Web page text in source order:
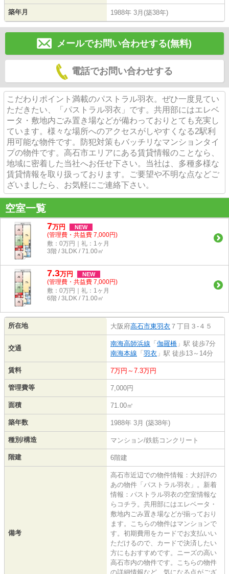
築年月 1988年 3月(築38年)
メールでお問い合わせする(無料)
電話でお問い合わせする
こだわりポイント満載のパストラル羽衣。ぜひ一度見てい
ただきたい、「パストラル羽衣」です。共用部にはエレベ
ータ・敷地内ごみ置き場などが備わっておりとても充実し
ています。様々な場所へのアクセスがしやすくなる2駅利
用可能な物件です。防犯対策もバッチリなマンションタイ
プの物件です。高石市エリアにある賃貸情報のことなら、
地域に密着した当社へお任せ下さい。当社は、多種多様な
賃貸情報を取り扱っております。ご要望や不明な点などご
ざいましたら、お気軽にご連絡下さい。
空室一覧
7万円 NEW
(管理費・共益費 7,000円)
敷：0万円｜礼：1ヶ月
3階 / 3LDK / 71.00㎡
7.3万円 NEW
(管理費・共益費 7,000円)
敷：0万円｜礼：1ヶ月
6階 / 3LDK / 71.00㎡
所在地 大阪府高石市東羽衣 ７丁目３-４５
交通
南海高師浜線 「 伽羅橋 」駅 徒歩7分
南海本線 「 羽衣 」駅 徒歩13～14分
賃料 7万円～7.3万円
管理費等 7,000円
面積 71.00㎡
築年数 1988年 3月 (築38年)
種別/構造 マンション/鉄筋コンクリート
階建 6階建
備考
高石市近辺での物件情報：大好評の
あの物件「パストラル羽衣」。新着
情報：パストラル羽衣の空室情報な
らコチラ。共用部にはエレベータ・
敷地内ごみ置き場などが揃っており
ます。こちらの物件はマンションで
す。初期費用をカードでお支払いい
ただけるので、カードで決済したい
方にもおすすめです。ニーズの高い
高石市内の物件です。こちらの物件
の詳細情報など、気になる点がござ